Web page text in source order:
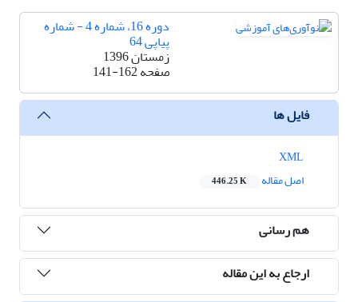
دوره 16، شماره 4 - شماره
پیاپی 64
زمستان 1396
صفحه141-162
فایل ها
اصل مقاله
446.25 K
هم رسانی
ارجاع به این مقاله